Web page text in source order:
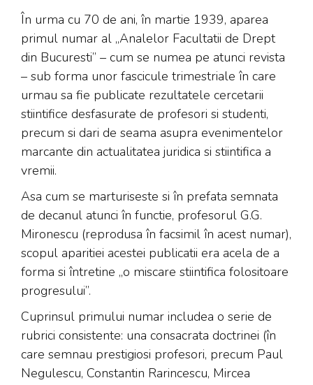
În urma cu 70 de ani, în martie 1939, aparea
primul numar al „Analelor Facultatii de Drept
din Bucuresti” – cum se numea pe atunci revista
– sub forma unor fascicule trimestriale în care
urmau sa fie publicate rezultatele cercetarii
stiintifice desfasurate de profesori si studenti,
precum si dari de seama asupra evenimentelor
marcante din actualitatea juridica si stiintifica a
vremii.
Asa cum se marturiseste si în prefata semnata
de decanul atunci în functie, profesorul G.G.
Mironescu (reprodusa în facsimil în acest numar),
scopul aparitiei acestei publicatii era acela de a
forma si întretine „o miscare stiintifica folositoare
progresului”.
Cuprinsul primului numar includea o serie de
rubrici consistente: una consacrata doctrinei (în
care semnau prestigiosi profesori, precum Paul
Negulescu, Constantin Rarincescu, Mircea